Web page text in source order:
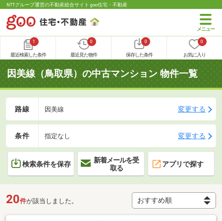
NTTグループ運営の不動産総合サイト goo住宅・不動産
1
最近検索した条件
0
最近見た物件
0
保存した条件
0
お気に入り
因美線（鳥取県）の中古マンション 物件一覧
路線 因美線 変更する
条件 指定なし 変更する
検索条件を保存
新着メールを受
取る
アプリで探す
20件が該当しました。